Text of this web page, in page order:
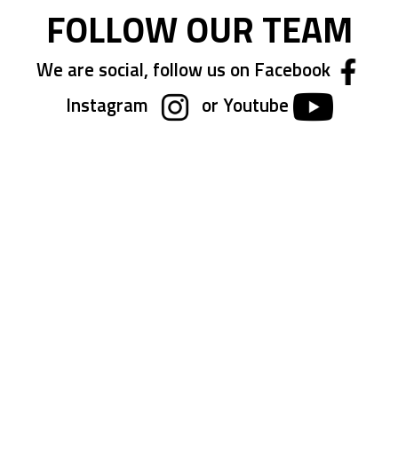
FOLLOW OUR TEAM
We are social, follow us on Facebook
Instagram
or Youtube